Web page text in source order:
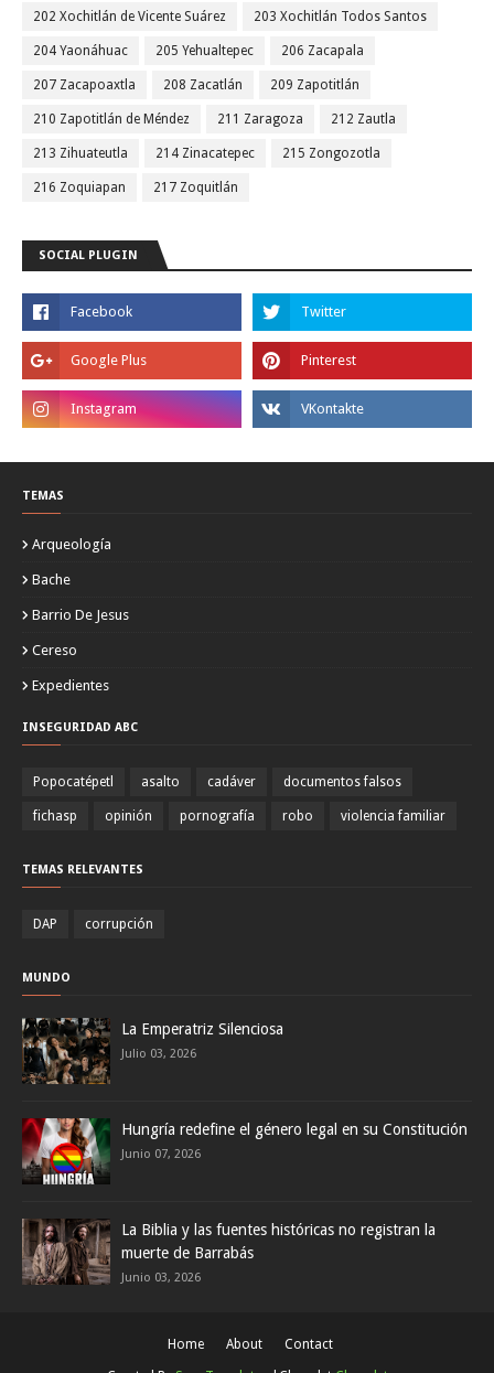
202 Xochitlán de Vicente Suárez 203 Xochitlán Todos Santos
204 Yaonáhuac 205 Yehualtepec 206 Zacapala
207 Zacapoaxtla 208 Zacatlán 209 Zapotitlán
210 Zapotitlán de Méndez 211 Zaragoza 212 Zautla
213 Zihuateutla 214 Zinacatepec 215 Zongozotla
216 Zoquiapan 217 Zoquitlán
SOCIAL PLUGIN
TEMAS
Arqueología
Bache
Barrio De Jesus
Cereso
Expedientes
INSEGURIDAD ABC
Popocatépetl asalto cadáver documentos falsos
fichasp opinión pornografía robo violencia familiar
TEMAS RELEVANTES
DAP corrupción
MUNDO
La Emperatriz Silenciosa
Julio 03, 2026
Hungría redefine el género legal en su Constitución
Junio 07, 2026
La Biblia y las fuentes históricas no registran la
muerte de Barrabás
Junio 03, 2026
Home About Contact